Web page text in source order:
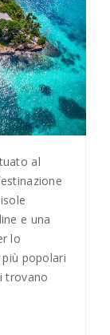
al
e una
lo
popolari
trovano